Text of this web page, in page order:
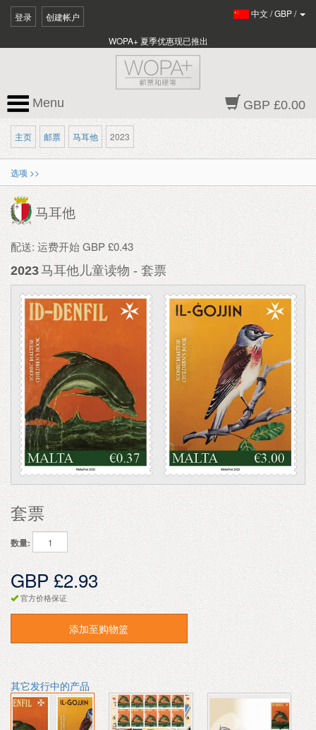
登录 创建帐户 中文 /GBP/
WOPA+ 夏季优惠现已推出
GBP £0.00
Menu
主页 邮票 马耳他 2023
选项 >>
马耳他
配送: 运费开始 GBP £0.43
2023马耳他儿童读物 - 套票
套票
数量:
GBP £2.93
官方价格保证
添加至购物篮
其它发行中的产品